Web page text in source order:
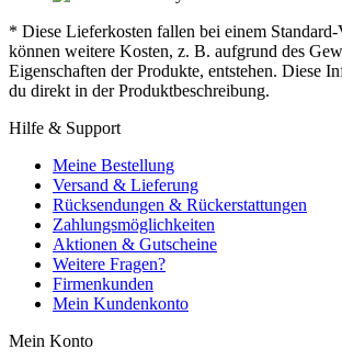
* Diese Lieferkosten fallen bei einem Standard-
können weitere Kosten, z. B. aufgrund des
Eigenschaften der Produkte, entstehen. Diese
du direkt in der Produktbeschreibung.
Hilfe & Support
Meine Bestellung
Versand & Lieferung
Rücksendungen & Rückerstattungen
Zahlungsmöglichkeiten
Aktionen & Gutscheine
Weitere Fragen?
Firmenkunden
Mein Kundenkonto
Mein Konto